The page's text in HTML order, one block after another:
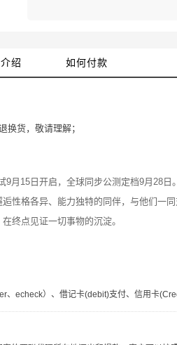
绍 如何付款
换货，敬请理解；
9月15日开启，全球同步公测定档9月28
性格各异、能力独特的同伴，与他们
终点见证一切事物的沉淀。
、echeck）、借记卡(debit)支付、信用卡